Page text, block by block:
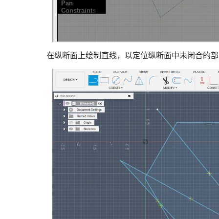
在纵断面上绘制直线，以定位纵断面中未闭合的